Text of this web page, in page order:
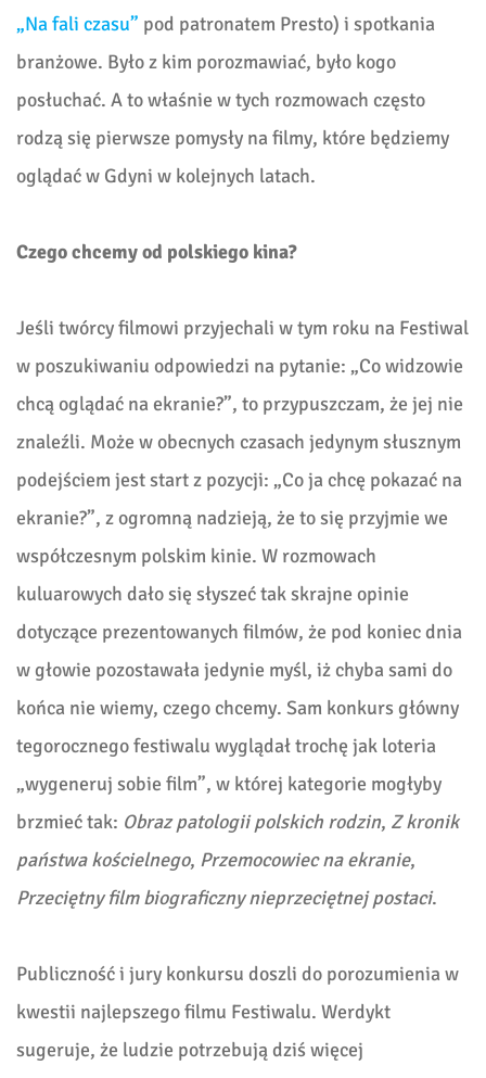
„Na fali czasu” pod patronatem Presto) i spotkania
branżowe. Było z kim porozmawiać, było kogo
posłuchać. A to właśnie w tych rozmowach często
rodzą się pierwsze pomysły na filmy, które będziemy
oglądać w Gdyni w kolejnych latach.
Czego chcemy od polskiego kina?
Jeśli twórcy filmowi przyjechali w tym roku na Festiwal
w poszukiwaniu odpowiedzi na pytanie: „Co widzowie
chcą oglądać na ekranie?”, to przypuszczam, że jej nie
znaleźli. Może w obecnych czasach jedynym słusznym
podejściem jest start z pozycji: „Co ja chcę pokazać na
ekranie?”, z ogromną nadzieją, że to się przyjmie we
współczesnym polskim kinie. W rozmowach
kuluarowych dało się słyszeć tak skrajne opinie
dotyczące prezentowanych filmów, że pod koniec dnia
w głowie pozostawała jedynie myśl, iż chyba sami do
końca nie wiemy, czego chcemy. Sam konkurs główny
tegorocznego festiwalu wyglądał trochę jak loteria
„wygeneruj sobie film”, w której kategorie mogłyby
brzmieć tak: Obraz patologii polskich rodzin, Z kronik
państwa kościelnego, Przemocowiec na ekranie,
Przeciętny film biograficzny nieprzeciętnej postaci.
Publiczność i jury konkursu doszli do porozumienia w
kwestii najlepszego filmu Festiwalu. Werdykt
sugeruje, że ludzie potrzebują dziś więcej